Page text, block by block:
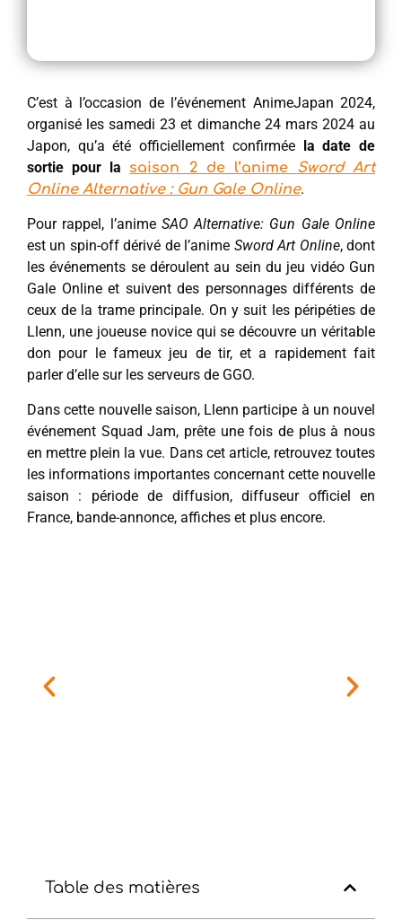
C’est à l’occasion de l’événement AnimeJapan 2024,
organisé les samedi 23 et dimanche 24 mars 2024 au
Japon, qu’a été officiellement confirmée
la date de
sortie pour la saison 2 de l’anime Sword Art
Online Alternative : Gun Gale Online.
Pour rappel, l’anime SAO Alternative: Gun Gale Online
est un spin-off dérivé de l’anime Sword Art Online, dont
les événements se déroulent au sein du jeu vidéo Gun
Gale Online et suivent des personnages différents de
ceux de la trame principale. On y suit les péripéties de
Llenn, une joueuse novice qui se découvre un véritable
don pour le fameux jeu de tir, et a rapidement fait
parler d’elle sur les serveurs de GGO.
Dans cette nouvelle saison, Llenn participe à un nouvel
événement Squad Jam, prête une fois de plus à nous
en mettre plein la vue. Dans cet article, retrouvez toutes
les informations importantes concernant cette nouvelle
saison : période de diffusion, diffuseur officiel en
France, bande-annonce, affiches et plus encore.
Table des matières